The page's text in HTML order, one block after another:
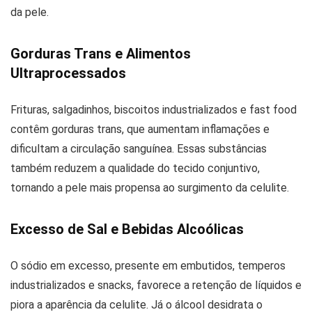
da pele.
Gorduras Trans e Alimentos
Ultraprocessados
Frituras, salgadinhos, biscoitos industrializados e fast food
contêm gorduras trans, que aumentam inflamações e
dificultam a circulação sanguínea. Essas substâncias
também reduzem a qualidade do tecido conjuntivo,
tornando a pele mais propensa ao surgimento da celulite.
Excesso de Sal e Bebidas Alcoólicas
O sódio em excesso, presente em embutidos, temperos
industrializados e snacks, favorece a retenção de líquidos e
piora a aparência da celulite. Já o álcool desidrata o